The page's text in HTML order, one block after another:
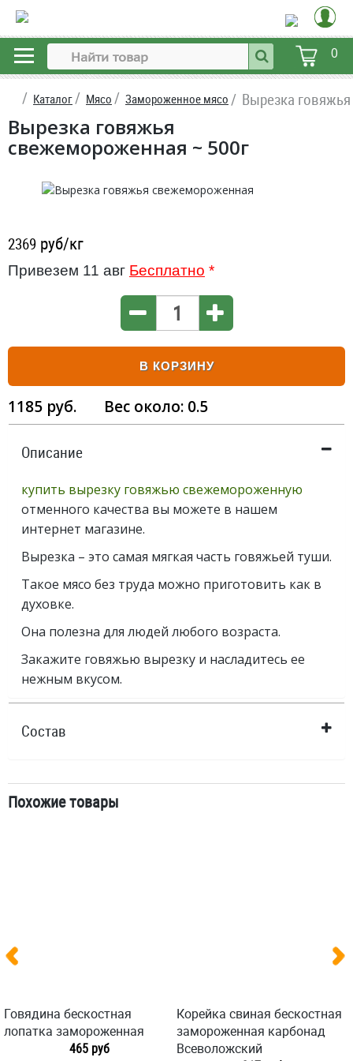
0
Каталог Мясо Замороженное мясо Вырезка
Вырезка говяжья
свежемороженная ~ 500г
2369 руб/кг
Привезем 11 авг Бесплатно *
В КОРЗИНУ
1185 руб. Вес около: 0.5
Описание
купить вырезку говяжью свежемороженную
отменного качества вы можете в нашем
интернет магазине.
Вырезка – это самая мягкая часть говяжьей туши.
Такое мясо без труда можно приготовить как в
духовке.
Она полезна для людей любого возраста.
Закажите говяжью вырезку и насладитесь ее
нежным вкусом.
Состав
Похожие товары
Говядина бескостная
лопатка замороженная
465 руб
Корейка свиная бескостная
замороженная карбонад
Всеволожский